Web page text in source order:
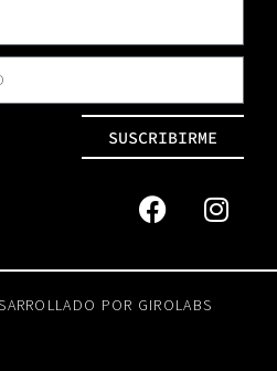
SUSCRIBIRME
POR GIROLABS